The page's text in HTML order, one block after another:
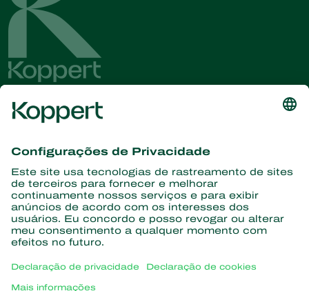
informações
Assine aqui
Parceiros com a natureza
Sobre a Koppert